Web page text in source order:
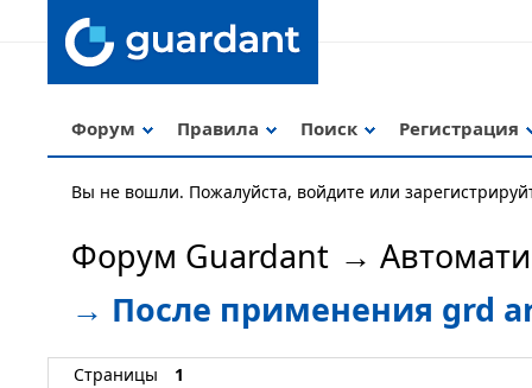
Форум Правила Поиск Регистрация
Вы не вошли. Пожалуйста, войдите или
Форум Guardant →
→ После применения grd
Страницы 1